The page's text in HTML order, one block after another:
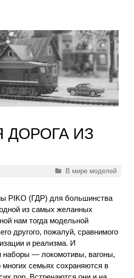
ДОРОГА ИЗ
Рубрики
В мире моделей
PIKO (ГДР) для большинства
из самых желанных
нам тогда модельной
другого, пожалуй, сравнимого
и реализма. И
наборы — локомотивы, вагоны,
семьях сохраняются в